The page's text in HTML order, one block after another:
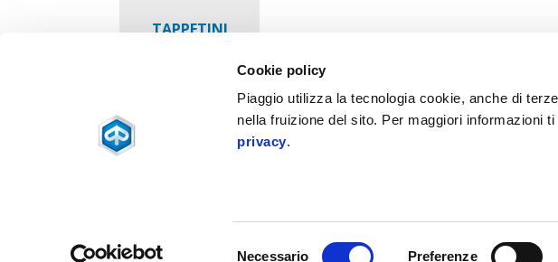
Cookie policy
Piaggio utilizza la tecnologia cookie, anche di
nella fruizione del sito. Per maggiori informazioni
privacy.
Necessario Preferenze
TAPPETINI